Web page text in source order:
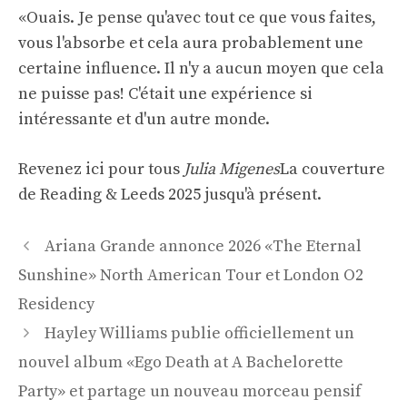
«Ouais. Je pense qu'avec tout ce que vous faites,
vous l'absorbe et cela aura probablement une
certaine influence. Il n'y a aucun moyen que cela
ne puisse pas! C'était une expérience si
intéressante et d'un autre monde.
Revenez ici pour tous Julia MigenesLa couverture
de Reading & Leeds 2025 jusqu'à présent.
Navigation
des
articles
Ariana Grande annonce 2026 «The Eternal
Sunshine» North American Tour et London O2
Residency
Hayley Williams publie officiellement un
nouvel album «Ego Death at A Bachelorette
Party» et partage un nouveau morceau pensif